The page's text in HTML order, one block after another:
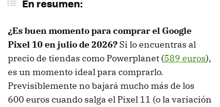
En resumen:
¿Es buen momento para comprar el Google
Pixel 10 en julio de 2026? Si lo encuentras al
precio de tiendas como Powerplanet (589 euros),
es un momento ideal para comprarlo.
Previsiblemente no bajará mucho más de los
600 euros cuando salga el Pixel 11 (o la variación